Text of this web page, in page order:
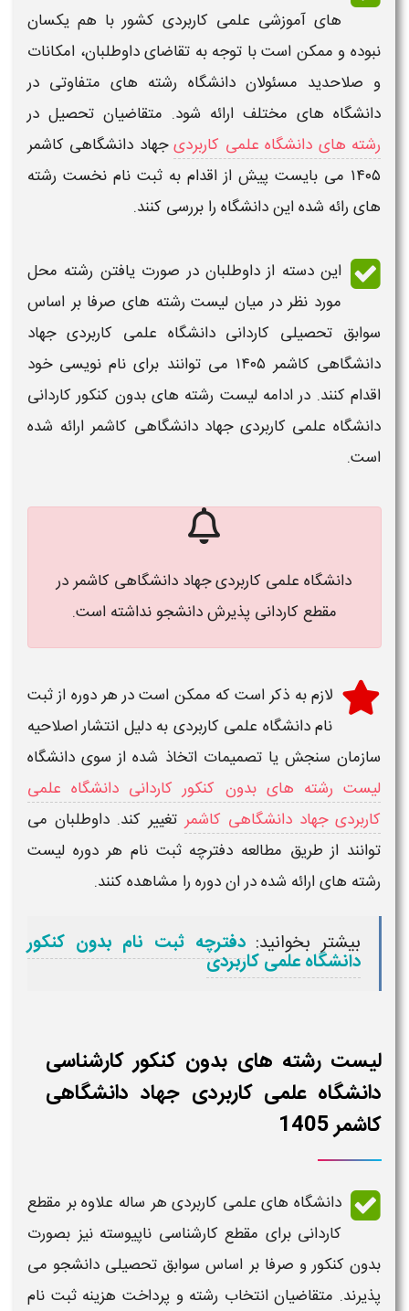
های آموزشی علمی کاربردی کشور با هم یکسان
نبوده و ممکن است با توجه به تقاضای داوطلبان، امکانات
و صلاحدید مسئولاندانشگاه رشته های متفاوتی در
دانشگاه های مختلف ارائه شود. متقاضیان تحصیل در
رشته های دانشگاه علمی کاربردیجهاد دانشگاهی کاشمر
۱۴۰۵ می بایست پیش از اقدام به ثبت نام نخست رشته
های رائه شده ایندانشگاه را بررسی کنند.
این دسته از داوطلبان در صورت یافتن رشته محل
مورد نظر در میان لیست رشته های صرفا بر اساس
سوابق تحصیلی کاردانی دانشگاه علمی کاربردی جهاد
دانشگاهی کاشمر ۱۴۰۵
می توانند برای نام نویسی خود
اقدام کنند. در ادامه لیست رشته های بدون کنکور کاردانی
دانشگاه علمی کاربردی جهاد دانشگاهی کاشمرارائه شده
است.
دانشگاه علمی کاربردی جهاد دانشگاهی کاشمر در
مقطع کاردانی پذیرش دانشجو نداشته است.
لازم به ذکر است که ممکن است در هر دوره ازثبت
نام دانشگاه علمی کاربردی به دلیل انتشار اصلاحیه
سازمان سنجش یا تصمیمات اتخاذ شده از سوی دانشگاه
لیست رشته های بدون کنکور کاردانی دانشگاه علمی
کاربردی جهاد دانشگاهی کاشمر تغییر کند. داوطلبان می
توانند از طریق مطالعه دفترچه ثبت نام هر دوره لیست
رشته های ارائه شده در ان دوره را مشاهده کنند.
بیشتر بخوانید: دفترچه ثبت نام بدون کنکور
دانشگاه علمی کاربردی
لیست رشته های بدون کنکور کارشناسی
دانشگاه علمی کاربردی جهاد دانشگاهی
کاشمر 1405
دانشگاه های علمی کاربردی هر ساله علاوه بر مقطع
کاردانیبرای مقطع کارشناسی ناپیوسته نیز بصورت
بدون کنکور و صرفا بر اساس سوابق تحصیلی دانشجو می
پذیرند. متقاضیان انتخاب رشته و پرداخت هزینه ثبت نام